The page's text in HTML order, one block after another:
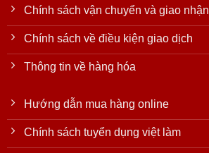
Chính sách vận chuyển và giao nhận
Chính sách về điều kiện giao dịch
Thông tin về hàng hóa
Hướng dẫn mua hàng online
Chính sách tuyển dụng việt làm